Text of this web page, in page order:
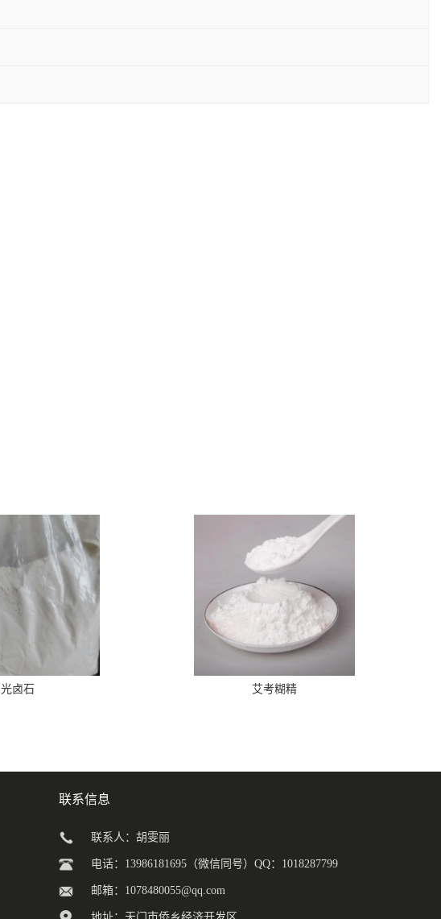
光卤石 艾考糊精
联系信息
联系人：胡雯丽
电话：13986181695（微信同号）QQ：1018287799
邮箱： 1078480055@qq.com